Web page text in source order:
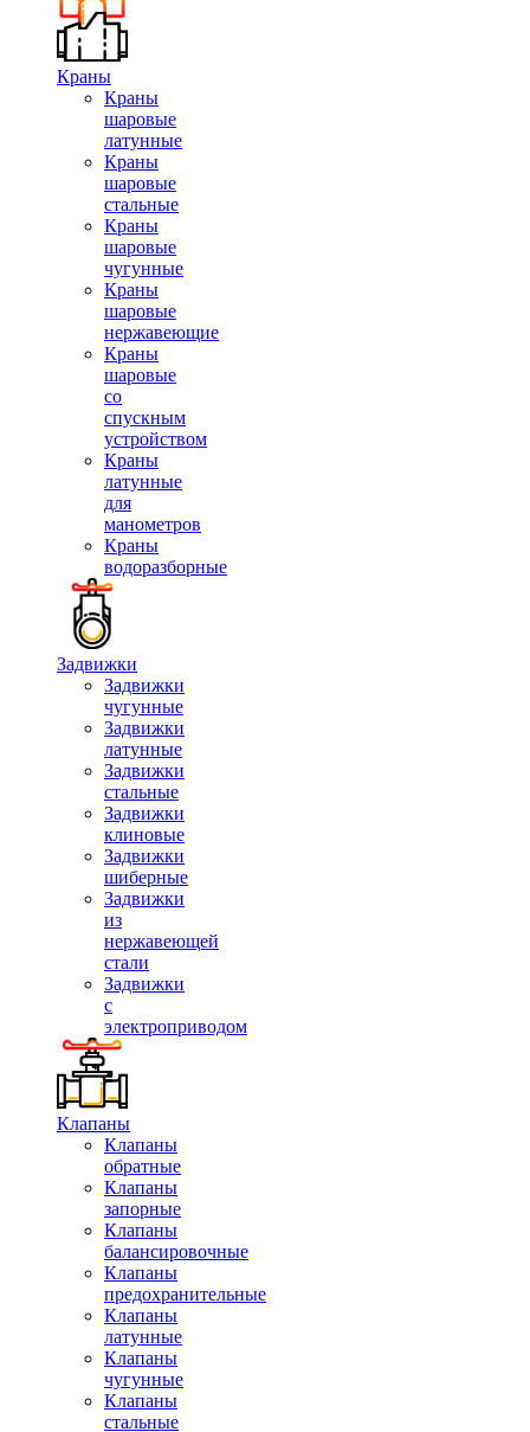
Краны
Краны
шаровые
латунные
Краны
шаровые
стальные
Краны
шаровые
чугунные
Краны
шаровые
нержавеющие
Краны
шаровые
со
спускным
устройством
Краны
латунные
для
манометров
Краны
водоразборные
Задвижки
Задвижки
чугунные
Задвижки
латунные
Задвижки
стальные
Задвижки
клиновые
Задвижки
шиберные
Задвижки
из
нержавеющей
стали
Задвижки
с
электроприводом
Клапаны
Клапаны
обратные
Клапаны
запорные
Клапаны
балансировочные
Клапаны
предохранительные
Клапаны
латунные
Клапаны
чугунные
Клапаны
стальные